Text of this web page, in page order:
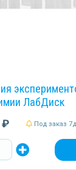
ЛабДиск
₽ Под заказ